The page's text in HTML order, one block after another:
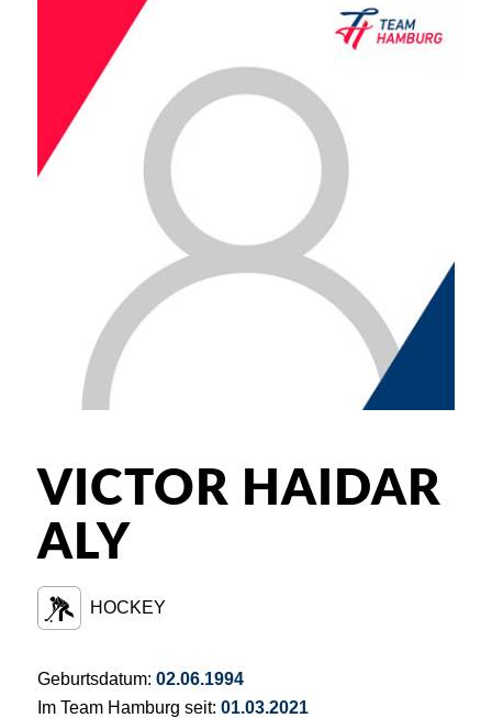
VICTOR HAIDAR
ALY
HOCKEY
Geburtsdatum: 02.06.1994
Im Team Hamburg seit: 01.03.2021